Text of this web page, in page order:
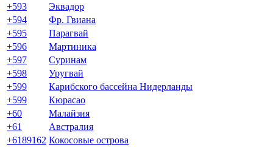
+593
Эквадор
+594
Фр. Гвиана
+595
Парагвай
+596
Мартиника
+597
Суринам
+598
Уругвай
+599
Карибского бассейна Нидерланды
+599
Кюрасао
+60
Малайзия
+61
Австралия
+6189162 Кокосовые острова